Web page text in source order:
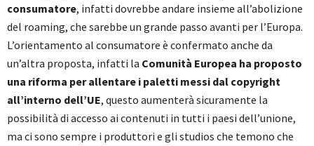
consumatore, infatti dovrebbe andare insieme all’abolizione
del roaming, che sarebbe un grande passo avanti per l’Europa.
L’orientamento al consumatore è confermato anche da
un’altra proposta, infatti la Comunità Europea ha proposto
una riforma per allentare i paletti messi dal copyright
all’interno dell’UE, questo aumenterà sicuramente la
possibilità di accesso ai contenuti in tutti i paesi dell’unione,
ma ci sono sempre i produttori e gli studios che temono che